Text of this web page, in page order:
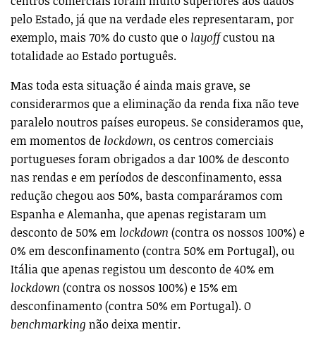
pelo Estado, já que na verdade eles representaram, por
exemplo, mais 70% do custo que o layoffcustou na
totalidade ao Estado português.
Mas toda esta situação é ainda mais grave, se
considerarmos que a eliminação da renda fixa não teve
paralelo noutros países europeus. Se consideramos que,
em momentos de lockdown, os centros comerciais
portugueses foram obrigados a dar 100% de desconto
nas rendas e em períodos de desconfinamento, essa
redução chegou aos 50%, basta comparáramos com
Espanha e Alemanha, que apenas registaram um
desconto de 50% em lockdown (contra os nossos 100%) e
0% em desconfinamento (contra 50% em Portugal), ou
Itália que apenas registou um desconto de 40% em
lockdown (contra os nossos 100%) e 15% em
desconfinamento (contra 50% em Portugal). O
benchmarking não deixa mentir.